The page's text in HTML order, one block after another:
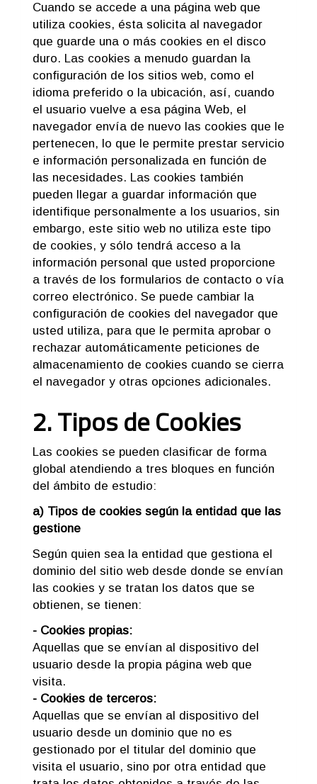
Cuando se accede a una página web que
utiliza cookies, ésta solicita al navegador
que guarde una o más cookies en el disco
duro. Las cookies a menudo guardan la
configuración de los sitios web, como el
idioma preferido o la ubicación, así, cuando
el usuario vuelve a esa página Web, el
navegador envía de nuevo las cookies que le
pertenecen, lo que le permite prestar servicio
e información personalizada en función de
las necesidades. Las cookies también
pueden llegar a guardar información que
identifique personalmente a los usuarios, sin
embargo, este sitio web no utiliza este tipo
de cookies, y sólo tendrá acceso a la
información personal que usted proporcione
a través de los formularios de contacto o vía
correo electrónico. Se puede cambiar la
configuración de cookies del navegador que
usted utiliza, para que le permita aprobar o
rechazar automáticamente peticiones de
almacenamiento de cookies cuando se cierra
el navegador y otras opciones adicionales.
2. Tipos de Cookies
Las cookies se pueden clasificar de forma
global atendiendo a tres bloques en función
del ámbito de estudio:
a) Tipos de cookies según la entidad que las
gestione
Según quien sea la entidad que gestiona el
dominio del sitio web desde donde se envían
las cookies y se tratan los datos que se
obtienen, se tienen:
- Cookies propias:
Aquellas que se envían al dispositivo del
usuario desde la propia página web que
visita.
- Cookies de terceros:
Aquellas que se envían al dispositivo del
usuario desde un dominio que no es
gestionado por el titular del dominio que
visita el usuario, sino por otra entidad que